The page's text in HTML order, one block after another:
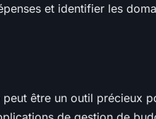
et identifier les
peut être un outil précieux